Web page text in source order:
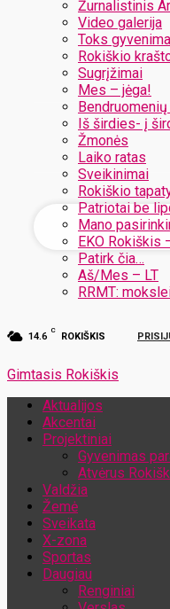
Žurnalistinis
Video galerija
Toks
Rokiškio
Sugrįžimai
Mes – jėga!
Iš širdies- į
Žmonės
Laiko ratas
Sveikinimai
Rokiškio
Patriotai be
Mano
EKO Rokiškis
Patirk čia…
Aš/Mes – LT
RRMT:
14.6
C
ROKIŠKIS
Gimtasis Rokiškis
Aktualijos
Akcentai
Projektiniai
Gyvenimas
Atvėrus
Valdžia
Žemė
Sveikata
X-zona
Sportas
Daugiau
Renginiai